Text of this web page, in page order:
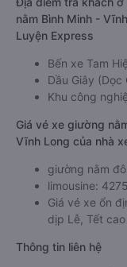
nằm Bình Minh -
Luyện Express
Bến xe Tam
Dầu Giây (Dọc
Khu công
Giá vé xe giường
Vĩnh Long của nhà
giường nằm
limousine:
Giá vé xe ổn
dịp Lễ, Tết
Thông tin liên hệ